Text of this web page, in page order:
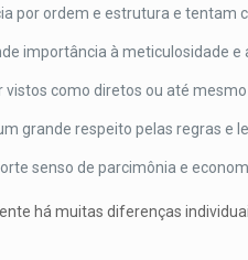
por ordem e estrutura e tentam
importância à meticulosidade
como diretos ou até
grande respeito pelas regras e
senso de parcimônia e
há muitas diferenças